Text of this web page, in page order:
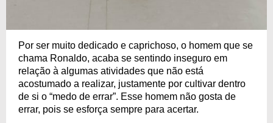
Por ser muito dedicado e caprichoso, o homem que se
chama Ronaldo, acaba se sentindo inseguro em
relação à algumas atividades que não está
acostumado a realizar, justamente por cultivar dentro
de si o “medo de errar”. Esse homem não gosta de
errar, pois se esforça sempre para acertar.